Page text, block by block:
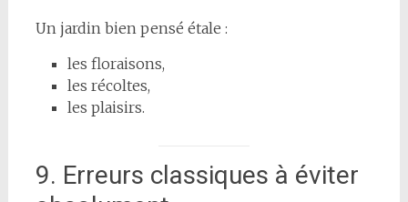
Un jardin bien pensé étale :
les floraisons,
les récoltes,
les plaisirs.
9. Erreurs classiques à éviter